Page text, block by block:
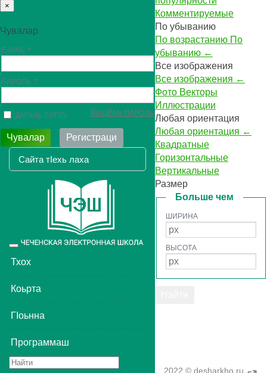
×
Чувалар
E-MAIL
ПАРОЛЬ
ДАГАХЬ ЛАТТО ЙИЦЙАН ПАРОЛЬ
Чувалар Регистраци
Toggle
navigation
Тхох
Коьрта
ГIоьнна
Программаш
Комментируемые
По убыванию
По возрастанию По
убыванию ←
Все изображения
Все изображения ←
Фото Векторы
Иллюстрации
Любая ориентация
Любая ориентация ←
Квадратные
Горизонтальные
Вертикальные
Размер
Больше чем
ШИРИНА
ВЫСОТА
2022 © desharkho.ru